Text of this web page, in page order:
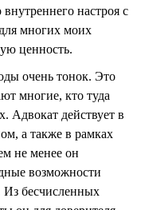
настроя с
многих моих
ценность.
очень тонок. Это
многие, кто туда
Адвокат действует в
а также в рамках
не менее он
возможности
Из бесчисленных